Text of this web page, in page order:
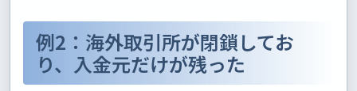
例2：海外取引所が閉鎖してお
り、入金元だけが残った